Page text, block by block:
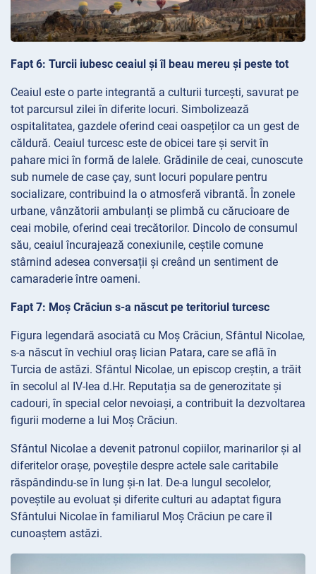
Fapt 6: Turcii iubesc ceaiul și îl beau mereu și peste tot
Ceaiul este o parte integrantă a culturii turcești, savurat pe
tot parcursul zilei în diferite locuri. Simbolizează
ospitalitatea, gazdele oferind ceai oaspeților ca un gest de
căldură. Ceaiul turcesc este de obicei tare și servit în
pahare mici în formă de lalele. Grădinile de ceai, cunoscute
sub numele de case çay, sunt locuri populare pentru
socializare, contribuind la o atmosferă vibrantă. În zonele
urbane, vânzătorii ambulanți se plimbă cu cărucioare de
ceai mobile, oferind ceai trecătorilor. Dincolo de consumul
său, ceaiul încurajează conexiunile, ceștile comune
stârnind adesea conversații și creând un sentiment de
camaraderie între oameni.
Fapt 7: Moș Crăciun s-a născut pe teritoriul turcesc
Figura legendară asociată cu Moș Crăciun, Sfântul Nicolae,
s-a născut în vechiul oraș lician Patara, care se află în
Turcia de astăzi. Sfântul Nicolae, un episcop creștin, a trăit
în secolul al IV-lea d.Hr. Reputația sa de generozitate și
cadouri, în special celor nevoiași, a contribuit la dezvoltarea
figurii moderne a lui Moș Crăciun.
Sfântul Nicolae a devenit patronul copiilor, marinarilor și al
diferitelor orașe, poveștile despre actele sale caritabile
răspândindu-se în lung și-n lat. De-a lungul secolelor,
poveștile au evoluat și diferite culturi au adaptat figura
Sfântului Nicolae în familiarul Moș Crăciun pe care îl
cunoaștem astăzi.